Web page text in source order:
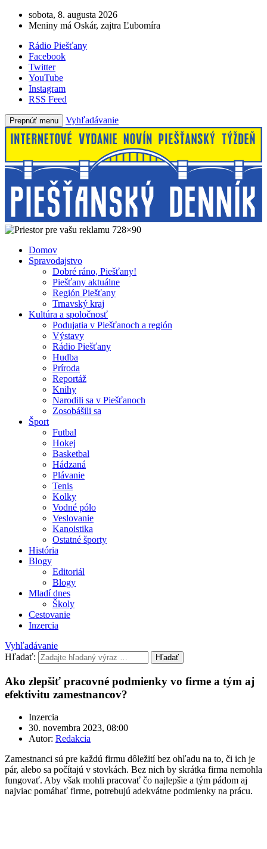
sobota, 8. augusta 2026
Meniny má Oskár, zajtra Ľubomíra
Rádio Piešťany
Facebook
Twitter
YouTube
Instagram
RSS Feed
Prepnúť menu Vyhľadávanie
Domov
Spravodajstvo
Dobré ráno, Piešťany!
Piešťany aktuálne
Región Piešťany
Trnavský kraj
Kultúra a spoločnosť
Podujatia v Piešťanoch a región
Výstavy
Rádio Piešťany
Hudba
Príroda
Reportáž
Knihy
Narodili sa v Piešťanoch
Zosobášili sa
Šport
Futbal
Hokej
Basketbal
Hádzaná
Plávanie
Tenis
Kolky
Vodné pólo
Veslovanie
Kanoistika
Ostatné športy
História
Blogy
Editoriál
Blogy
Mladí dnes
Školy
Cestovanie
Inzercia
Vyhľadávanie
Hľadať:
Hľadať
Ako zlepšiť pracovné podmienky vo firme a tým aj
efektivitu zamestnancov?
Inzercia
30. novembra 2023, 08:00
Autor: Redakcia
Zamestnanci sú pre každú firmu dôležití bez ohľadu na to, či ich je
pár, alebo sa počítajú v stovkách. Bez nich by skrátka firma nemohla
fungovať. Aby však mohli pracovať čo najlepšie a tým pádom aj
najviac pomáhať firme, potrebujú adekvátne podmienky na prácu.